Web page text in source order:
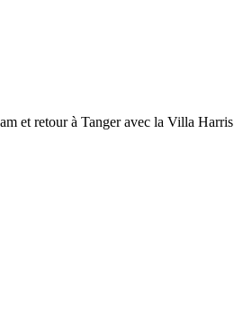
et retour à Tanger avec la Villa Harris